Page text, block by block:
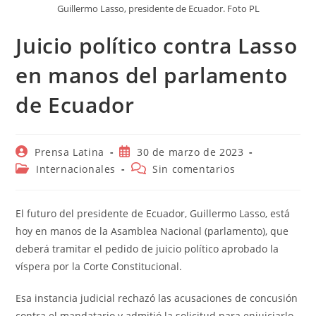
Guillermo Lasso, presidente de Ecuador. Foto PL
Juicio político contra Lasso
en manos del parlamento
de Ecuador
Autor
de
Prensa Latina
Publicación
de
30 de marzo de 2023
Categoría
entrada:
Internacionales
Comentarios
entrada:
Sin comentarios
El futuro del presidente de Ecuador, Guillermo Lasso, está
hoy en manos de la Asamblea Nacional (parlamento), que
deberá tramitar el pedido de juicio político aprobado la
víspera por la Corte Constitucional.
Esa instancia judicial rechazó las acusaciones de concusión